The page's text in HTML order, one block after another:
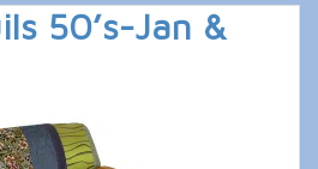
50’s-Jan &